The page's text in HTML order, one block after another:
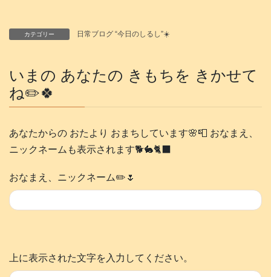
カテゴリー 日常ブログ “今日のしるし”☀️
いまの あなたの きもちを きかせて
ね✏️🍀
あなたからの おたより おまちしています🌸📮 おなまえ、
ニックネームも表示されます🐕️🐇🐈‍⬛
おなまえ、ニックネーム✏️🌷
上に表示された文字を入力してください。